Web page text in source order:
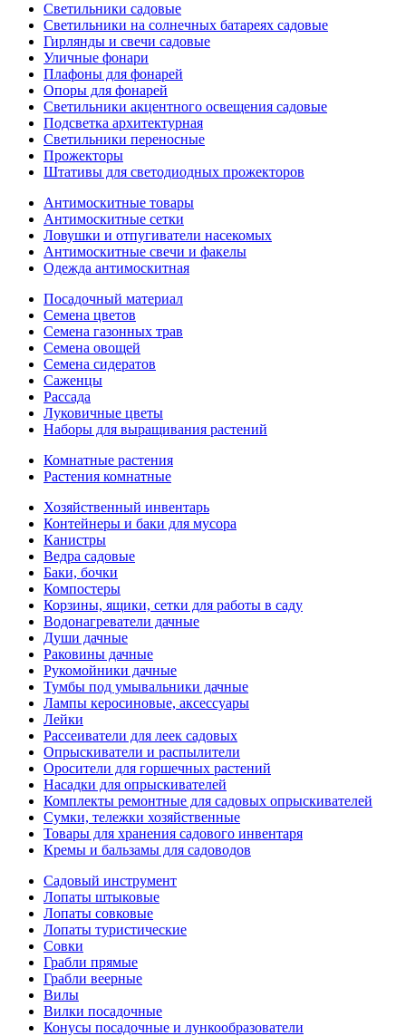
Светильники садовые
Светильники на солнечных батареях садовые
Гирлянды и свечи садовые
Уличные фонари
Плафоны для фонарей
Опоры для фонарей
Светильники акцентного освещения садовые
Подсветка архитектурная
Светильники переносные
Прожекторы
Штативы для светодиодных прожекторов
Антимоскитные товары
Антимоскитные сетки
Ловушки и отпугиватели насекомых
Антимоскитные свечи и факелы
Одежда антимоскитная
Посадочный материал
Семена цветов
Семена газонных трав
Семена овощей
Семена сидератов
Саженцы
Рассада
Луковичные цветы
Наборы для выращивания растений
Комнатные растения
Растения комнатные
Хозяйственный инвентарь
Контейнеры и баки для мусора
Канистры
Ведра садовые
Баки, бочки
Компостеры
Корзины, ящики, сетки для работы в саду
Водонагреватели дачные
Души дачные
Раковины дачные
Рукомойники дачные
Тумбы под умывальники дачные
Лампы керосиновые, аксессуары
Лейки
Рассеиватели для леек садовых
Опрыскиватели и распылители
Оросители для горшечных растений
Насадки для опрыскивателей
Комплекты ремонтные для садовых опрыскивателей
Сумки, тележки хозяйственные
Товары для хранения садового инвентаря
Кремы и бальзамы для садоводов
Садовый инструмент
Лопаты штыковые
Лопаты совковые
Лопаты туристические
Совки
Грабли прямые
Грабли веерные
Вилы
Вилки посадочные
Конусы посадочные и лункообразователи